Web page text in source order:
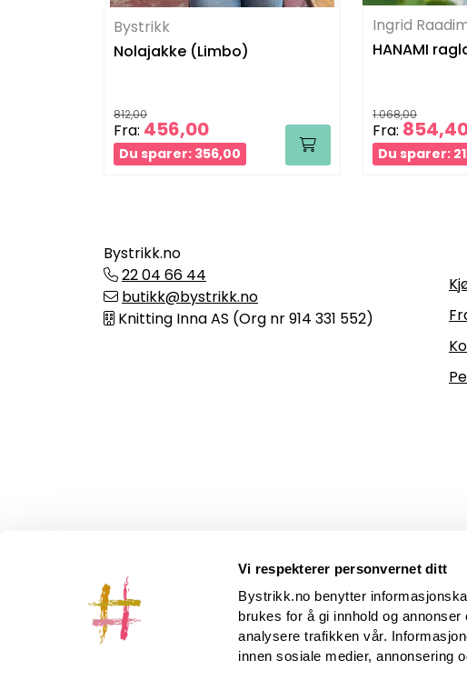
Vi respekterer personvernet ditt
Bystrikk.no benytter
brukes for å gi innhold og
analysere trafikken vår.
innen sosiale medier, annonsering
Bystrikk
Nolajakke (Limbo)
812,00
Fra: 456,00
Du sparer: 356,00
Ingrid
HANAMI
1.068,00
Fra:
Du sparer:
Bystrikk.no
22 04 66 44
butikk@bystrikk.no
Knitting Inna AS (Org nr 914 331 552)